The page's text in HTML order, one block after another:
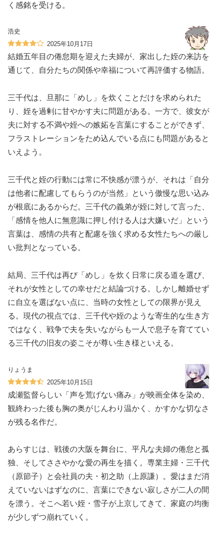
く感銘を受ける。
浩史
2025年10月17日
結婚五年目の倦怠期を迎えた夫婦が、家出した姪の来訪を
通じて、自分たちの関係や幸福について再評価する物語。
三千代は、旦那に「めし」を炊くことだけを求められた
り、姪を過剰に甘やかす夫に問題がある。一方で、彼女が
夫に対する不満や姪への嫉妬を言葉にすることができず、
フラストレーションをため込んでいる点にも問題があると
いえよう。
三千代と姪の行動には常に不快感が漂うが、それは「自分
は他者に配慮してもらうのが当然」という傲慢な思い込み
が根底にあるからだ。三千代の義弟が姪に対して言った、
「感情を他人に無意識に押し付ける人は大嫌いだ」という
言葉は、感情の共有と配慮を強く求める女性たちへの厳し
い批判となっている。
結局、三千代は再び「めし」を炊く日常に戻る道を選び、
それが女性としての幸せだと結論づける。しかし離婚せず
に自立を選ばない点に、当時の女性としての限界が見え
る。現代の視点では、三千代や姪のような寄生的な生き方
ではなく、戦争で夫を失いながらも一人で息子を育ててい
る三千代の旧友の姿こそが尊い生き様といえる。
りょうま
2025年10月15日
成瀬監督らしい「声を荒げない痛み」が映画全体を染め、
観終わった後も胸の奥がじんわり温かく、かすかな切なさ
が残る名作だ。
あらすじは、戦後の大阪を舞台に、平凡な夫婦の倦怠と孤
独、そしてささやかな愛の再生を描く。専業主婦・三千代
（原節子）と会社員の夫・初之助（上原謙）。愛はまだ消
えていないはずなのに、言葉にできない寂しさが二人の間
を漂う。そこへ若い姪・雪子が上京してきて、家庭の均衡
が少しずつ崩れていく。